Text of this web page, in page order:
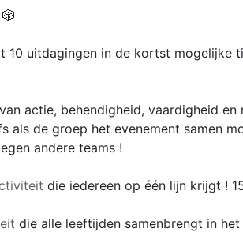
10 uitdagingen in de kortst mogelijke
actie, behendigheid, vaardigheid
als de groep het evenement samen
andere teams !
die iedereen op één lijn krijgt !
die alle leeftijden samenbrengt in